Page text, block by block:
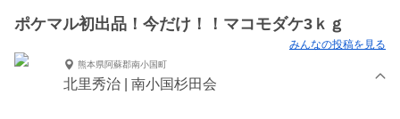
ポケマル初出品！今だけ！！マコモダケ3ｋｇ
みんなの投稿を見る
熊本県阿蘇郡南小国町
北里秀治 | 南小国杉田会